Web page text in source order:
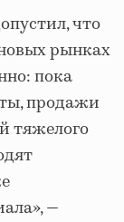
что
рынках
пока
продажи
тяжелого
—